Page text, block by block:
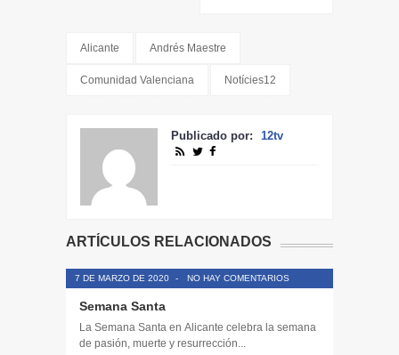
Alicante Andrés Maestre
Comunidad Valenciana Notícies12
Publicado por: 12tv
ARTÍCULOS RELACIONADOS
7 DE MARZO DE 2020 - NO HAY COMENTARIOS
Semana Santa
La Semana Santa en Alicante celebra la semana
de pasión, muerte y resurrección...